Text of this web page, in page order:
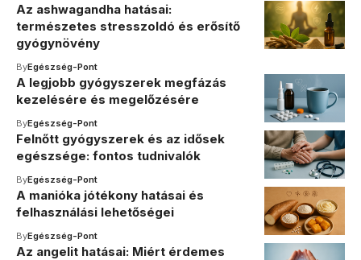
Az ashwagandha hatásai:
természetes stresszoldó és erősítő
gyógynövény
ByEgészség-Pont
A legjobb gyógyszerek megfázás
kezelésére és megelőzésére
ByEgészség-Pont
Felnőtt gyógyszerek és az idősek
egészsége: fontos tudnivalók
ByEgészség-Pont
A manióka jótékony hatásai és
felhasználási lehetőségei
ByEgészség-Pont
Az angelit hatásai: Miért érdemes